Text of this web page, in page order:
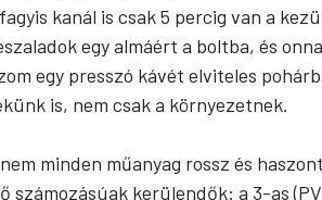
kanál is csak 5 percig van a
egy almáért a boltba, és
egy presszó kávét elviteles
is, nem csak a környezetnek.
minden műanyag rossz és
számozásúak kerülendők: a 3-as